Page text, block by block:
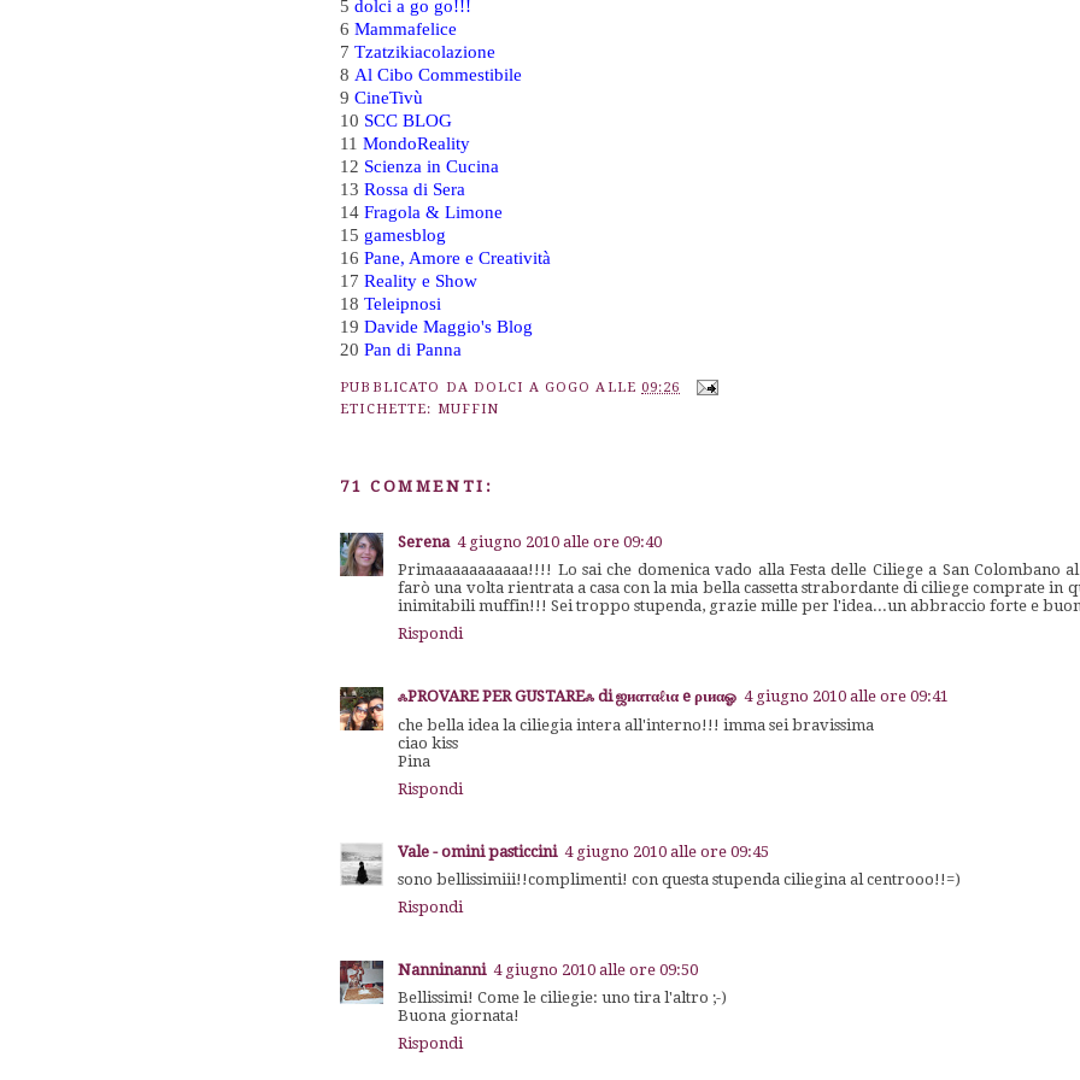
5dolci a go go!!!
6Mammafelice
7Tzatzikiacolazione
8 Al Cibo Commestibile
9CineTivù
10 SCC BLOG
11MondoReality
12 Scienza in Cucina
13Rossa di Sera
14Fragola & Limone
15 gamesblog
16Pane, Amore e Creatività
17Reality e Show
18Teleipnosi
19Davide Maggio's Blog
20Pan di Panna
PUBBLICATO DA DOLCI A GOGO ALLE 09:26
ETICHETTE: MUFFIN
71 COMMENTI:
Serena 4 giugno 2010 alle ore 09:40
Primaaaaaaaaaaa!!!! Lo sai che domenica vado alla Festa delle Ciliege a San Colombano
farò una volta rientrata a casa con la mia bella cassetta strabordante di ciliege comprate in
inimitabili muffin!!! Sei troppo stupenda, grazie mille per l'idea...un abbraccio forte e
Rispondi
ஃPROVARE PER GUSTAREஃ di ஜиαтαℓια e ριиαஓ 4 giugno 2010 alle ore 09:41
che bella idea la ciliegia intera all'interno!!! imma sei bravissima
ciao kiss
Pina
Rispondi
Vale - omini pasticcini 4 giugno 2010 alle ore 09:45
sono bellissimiii!!complimenti! con questa stupenda ciliegina al centrooo!!=)
Rispondi
Nanninanni 4 giugno 2010 alle ore 09:50
Bellissimi! Come le ciliegie: uno tira l'altro ;-)
Buona giornata!
Rispondi